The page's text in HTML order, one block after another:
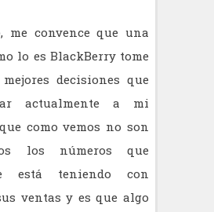
, me convence que una
lo es BlackBerry tome
decisiones que
actualmente a mi
como vemos no son
los números que
está teniendo con
ventas y es que algo